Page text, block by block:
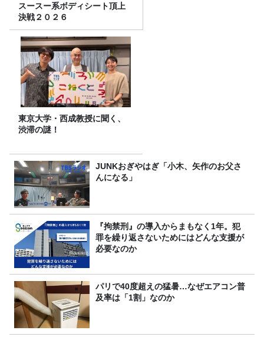
スースー系ボディシート頂上
決戦２０２６
東京大学・西成教授に聞く、
渋滞の謎！
JUNKおぎやはぎ「小木、矢作のお父さ
んになる」
『拘禁刑』の導入からまもなく1年。犯
罪を繰り返さないためにはどんな支援が
必要なのか
パリで40度超えの猛暑…なぜエアコン普
及率は「1割」なのか